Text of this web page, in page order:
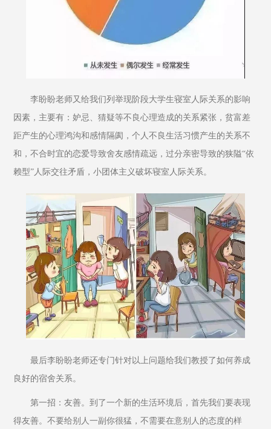
李盼盼老师又给我们列举现阶段大学生寝室人际关系的影响
因素，主要有：妒忌、猜疑等不良心理造成的关系紧张，贫富差
距产生的心理鸿沟和感情隔阂，个人不良生活习惯产生的关系不
和，不合时宜的恋爱导致舍友感情疏远，过分亲密导致的狭隘“依
赖型”人际交往矛盾，小团体主义破坏寝室人际关系。
最后李盼盼老师还专门针对以上问题给我们教授了如何养成
良好的宿舍关系。
第一招：友善。到了一个新的生活环境后，首先我们要表现
得友善。不要给别人一副你很猛，不需要在意别人的态度的样